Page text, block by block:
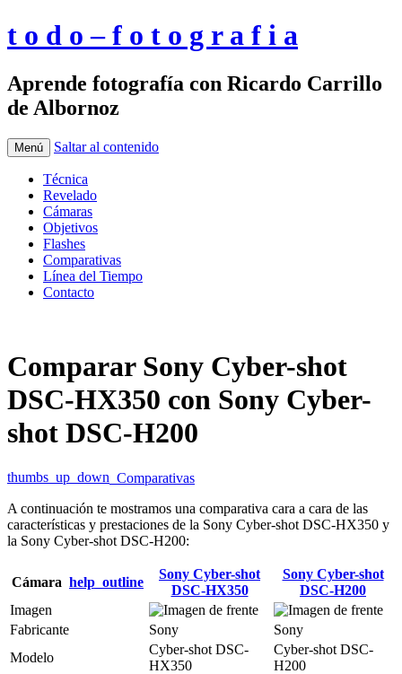
t o d o – f o t o g r a f i a
Aprende fotografía con Ricardo Carrillo
de Albornoz
Menú Saltar al contenido
Técnica
Revelado
Cámaras
Objetivos
Flashes
Comparativas
Línea del Tiempo
Contacto
Comparar Sony Cyber-shot
DSC-HX350 con Sony Cyber-
shot DSC-H200
thumbs_up_down Comparativas
A continuación te mostramos una comparativa cara a cara de las
características y prestaciones de la Sony Cyber-shot DSC-HX350 y
la Sony Cyber-shot DSC-H200:
Cámara help_outline
Sony Cyber-shot
DSC-HX350
Sony Cyber-shot
DSC-H200
Imagen
Fabricante
Sony
Sony
Modelo
Cyber-shot DSC-
HX350
Cyber-shot DSC-
H200